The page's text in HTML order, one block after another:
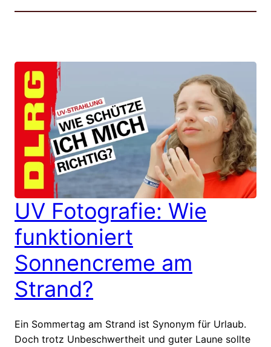
UV Fotografie: Wie
funktioniert
Sonnencreme am
Strand?
Ein Sommertag am Strand ist Synonym für Urlaub.
Doch trotz Unbeschwertheit und guter Laune sollte